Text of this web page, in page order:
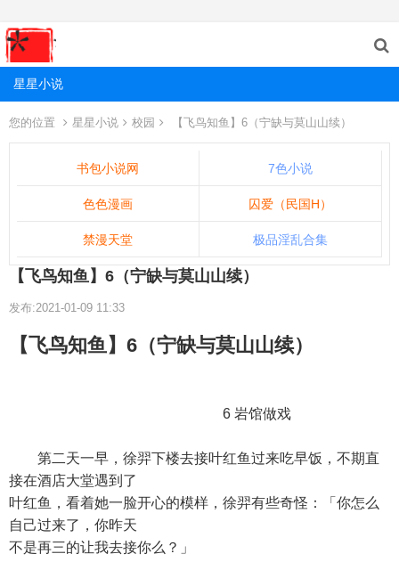
星星小说
您的位置 星星小说 校园 【飞鸟知鱼】6（宁缺与莫山山续）
书包小说网 7色小说
色色漫画 囚爱（民国H）
禁漫天堂 极品淫乱合集
【飞鸟知鱼】6（宁缺与莫山山续）
发布:2021-01-09 11:33
【飞鸟知鱼】6（宁缺与莫山山续）
6 岩馆做戏
第二天一早，徐羿下楼去接叶红鱼过来吃早饭，不期直
接在酒店大堂遇到了
叶红鱼，看着她一脸开心的模样，徐羿有些奇怪：「你怎么
自己过来了，你昨天
不是再三的让我去接你么？」